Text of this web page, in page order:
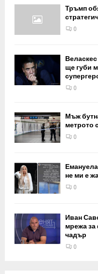
Тръмп
0
ще губи
0
Мъж
метрото
0
не ми е
0
Иван
мрежа за
чадър
0